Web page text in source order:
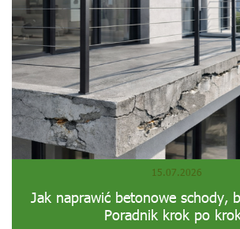
15.07.2026
Jak naprawić betonowe schody,
Poradnik krok po